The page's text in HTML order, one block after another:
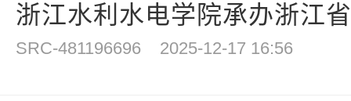
浙江水利水电学院承办浙江
SRC-481196696 2025-12-17 16:56